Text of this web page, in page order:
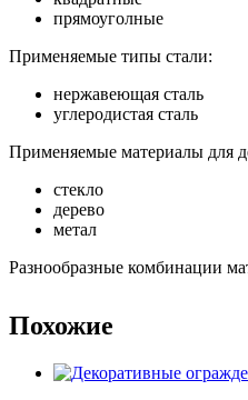
прямоуголные
Применяемые типы стали:
нержавеющая сталь
углеродистая сталь
Применяемые материалы для
стекло
дерево
метал
Разнообразные комбинации
Похожие